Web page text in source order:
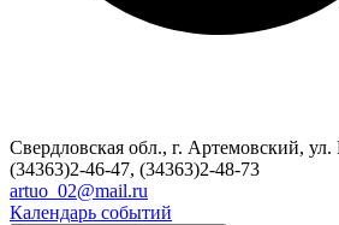
Свердловская обл., г. Артемовский,
(34363)2-46-47, (34363)2-48-73
artuo_02@mail.ru
Календарь событий